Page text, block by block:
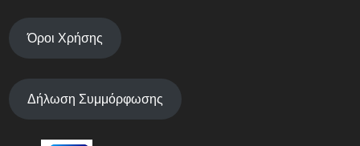
Όροι Χρήσης
Δήλωση Συμμόρφωσης